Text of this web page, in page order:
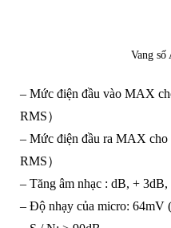
Vang số
– Mức điện đầu vào MAX
RMS）
– Mức điện đầu ra MAX
RMS）
– Tăng âm nhạc : dB, +
– Độ nhạy của micro: 64mV